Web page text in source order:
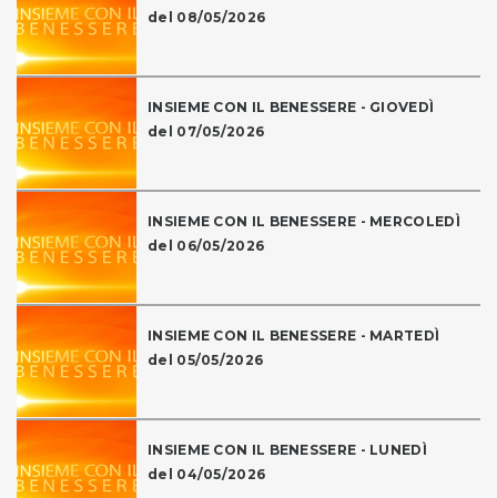
del 08/05/2026
INSIEME CON IL BENESSERE - GIOVEDÌ
del 07/05/2026
INSIEME CON IL BENESSERE - MERCOLEDÌ
del 06/05/2026
INSIEME CON IL BENESSERE - MARTEDÌ
del 05/05/2026
INSIEME CON IL BENESSERE - LUNEDÌ
del 04/05/2026